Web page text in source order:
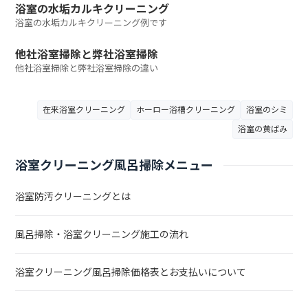
浴室の水垢カルキクリーニング
浴室の水垢カルキクリーニング例です
他社浴室掃除と弊社浴室掃除
他社浴室掃除と弊社浴室掃除の違い
在来浴室クリーニング ホーロー浴槽クリーニング
浴室のシミ
浴室の黄ばみ
浴室クリーニング風呂掃除メニュー
浴室防汚クリーニングとは
風呂掃除・浴室クリーニング施工の流れ
浴室クリーニング風呂掃除価格表とお支払いについて